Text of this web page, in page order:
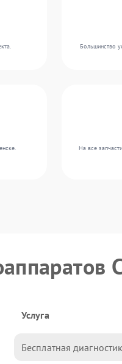
Большинство
На все
Услуга
Бесплатная